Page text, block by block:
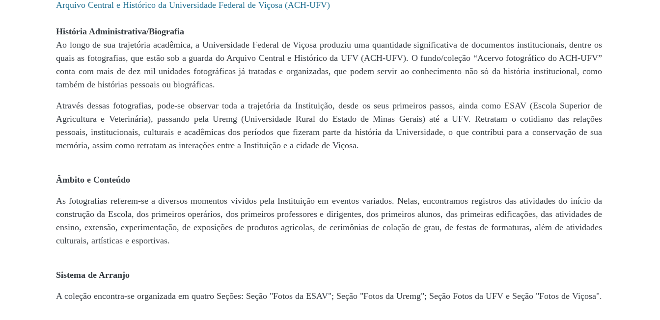
Arquivo Central e Histórico da Universidade Federal de Viçosa (ACH-UFV)
História Administrativa/Biografia
Ao longo de sua trajetória acadêmica, a Universidade Federal de Viçosa produziu uma quantidade significativa de documentos institucionais, dentre os
quais as fotografias, que estão sob a guarda do Arquivo Central e Histórico da UFV (ACH-UFV). O fundo/coleção “Acervo fotográfico do ACH-UFV”
conta com mais de dez mil unidades fotográficas já tratadas e organizadas, que podem servir ao conhecimento não só da história institucional, como
também de histórias pessoais ou biográficas.
Através dessas fotografias, pode-se observar toda a trajetória da Instituição, desde os seus primeiros passos, ainda como ESAV (Escola Superior de
Agricultura e Veterinária), passando pela Uremg (Universidade Rural do Estado de Minas Gerais) até a UFV. Retratam o cotidiano das relações
pessoais, institucionais, culturais e acadêmicas dos períodos que fizeram parte da história da Universidade, o que contribui para a conservação de sua
memória, assim como retratam as interações entre a Instituição e a cidade de Viçosa.
Âmbito e Conteúdo
As fotografias referem-se a diversos momentos vividos pela Instituição em eventos variados. Nelas, encontramos registros das atividades do início da
construção da Escola, dos primeiros operários, dos primeiros professores e dirigentes, ​dos primeiros alunos, das primeiras edificações, das atividades de
ensino, extensão, experimentação, de exposições de produtos agrícolas, de cerimônias de colação de grau, de festas de formaturas, além de atividades
culturais, artísticas e esportivas.
Sistema de Arranjo
A coleção encontra-se organizada em quatro Seções: Seção "Fotos da ESAV"; Seção "Fotos da Uremg"; Seção Fotos da UFV e Seção "Fotos de Viçosa".